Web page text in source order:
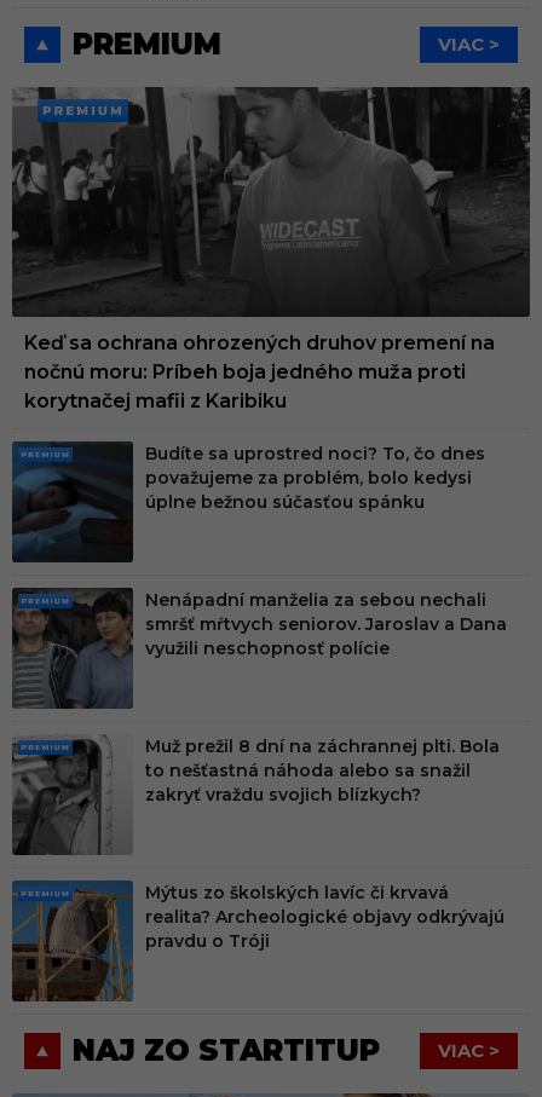
PREMIUM VIAC >
PREMI
UM
Keď sa ochrana ohrozených druhov premení na
nočnú moru: Príbeh boja jedného muža proti
korytnačej mafii z Karibiku
PRE
MIU
M
Budíte sa uprostred noci? To, čo dnes
považujeme za problém, bolo kedysi
úplne bežnou súčasťou spánku
PRE
MIU
M
Nenápadní manželia za sebou nechali
smršť mŕtvych seniorov. Jaroslav a Dana
využili neschopnosť polície
PRE
MIU
M
Muž prežil 8 dní na záchrannej plti. Bola
to nešťastná náhoda alebo sa snažil
zakryť vraždu svojich blízkych?
PRE
MIU
M
Mýtus zo školských lavíc či krvavá
realita? Archeologické objavy odkrývajú
pravdu o Tróji
NAJ ZO STARTITUP VIAC >